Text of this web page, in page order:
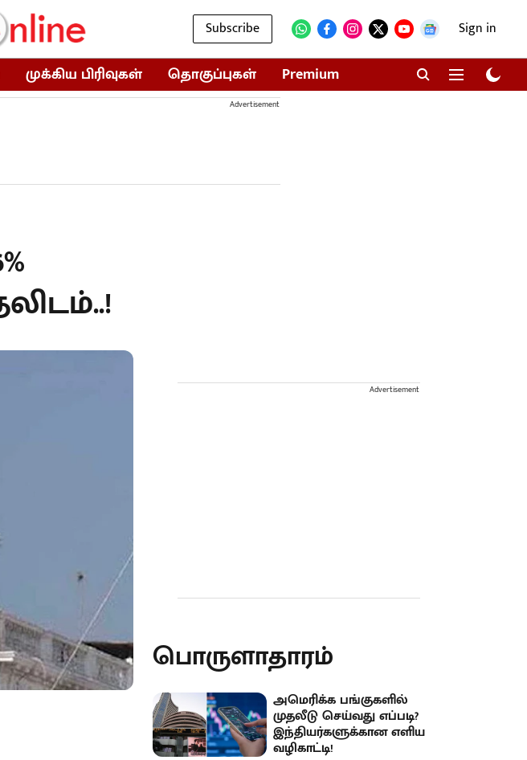
Subscribe Sign in
முக்கிய பிரிவுகள் தொகுப்புகள் Premium
Advertisement
Advertisement
பொருளாதாரம்
அமெரிக்க பங்குகளில்
முதலீடு செய்வது எப்படி?
இந்தியர்களுக்கான எளிய
வழிகாட்டி!